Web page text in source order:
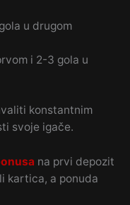
u drugom
i 2-3 gola u
konstantnim
svoje igače.
na prvi depozit
kartica, a ponuda